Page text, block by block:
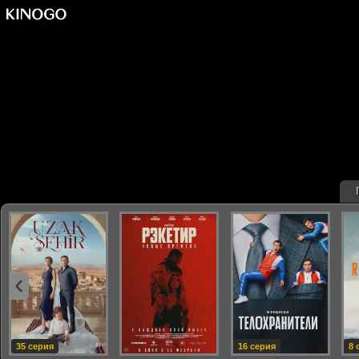
35 серия 16 серия 8
‹